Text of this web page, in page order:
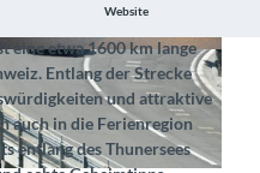
© Tourismus-Organisation Interlaken, Interlake
n Tourismus | CC-BY-SA
Website
des Thunersees
eine etwa 1600 km lange
Entlang der Strecke
und attraktive
auch in die Ferienregion
entlang des Thunersees